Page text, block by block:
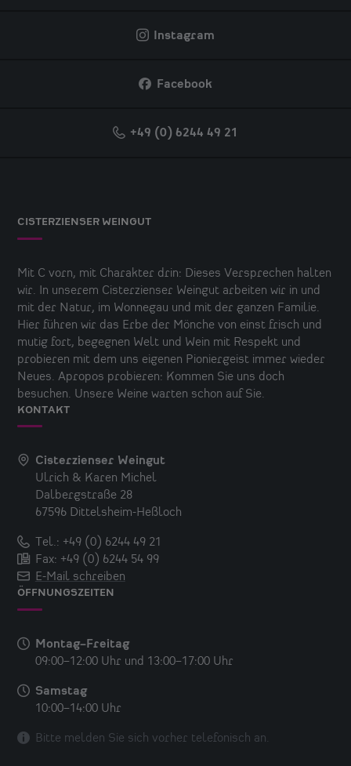
Instagram
Facebook
+49 (0) 6244 49 21
CISTERZIENSER WEINGUT
Mit C vorn, mit Charakter drin: Dieses Versprechen halten
wir. In unserem Cisterzienser Weingut arbeiten wir in und
mit der Natur, im Wonnegau und mit der ganzen Familie.
Hier führen wir das Erbe der Mönche von einst frisch und
mutig fort, begegnen Welt und Wein mit Respekt und
probieren mit dem uns eigenen Pioniergeist immer wieder
Neues. Apropos probieren: Kommen Sie uns doch
besuchen. Unsere Weine warten schon auf Sie.
KONTAKT
Cisterzienser Weingut
Ulrich & Karen Michel
Dalbergstraße 28
67596 Dittelsheim-Heßloch
Tel.: +49 (0) 6244 49 21
Fax: +49 (0) 6244 54 99
E-Mail schreiben
ÖFFNUNGSZEITEN
Montag–Freitag
09:00–12:00 Uhr und 13:00–17:00 Uhr
Samstag
10:00–14:00 Uhr
Bitte melden Sie sich vorher telefonisch an.